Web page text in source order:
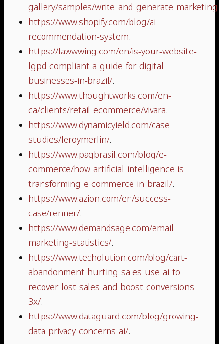
gallery/samples/
https://www.shopify.com/blog/ai-
recommendation-system.
https://lawwwing.com/en/is-your-website-
lgpd-compliant-a-guide-for-digital-
businesses-in-brazil/.
https://www.thoughtworks.com/en-
ca/clients/retail-ecommerce/vivara.
https://www.dynamicyield.com/case-
studies/leroymerlin/.
https://www.pagbrasil.com/blog/e-
commerce/how-artificial-intelligence-is-
transforming-e-commerce-in-brazil/.
https://www.azion.com/en/success-
case/renner/.
https://www.demandsage.com/email-
marketing-statistics/.
https://www.techolution.com/blog/cart-
abandonment-hurting-sales-use-ai-to-
recover-lost-sales-and-boost-conversions-
3x/.
https://www.dataguard.com/blog/growing-
data-privacy-concerns-ai/.